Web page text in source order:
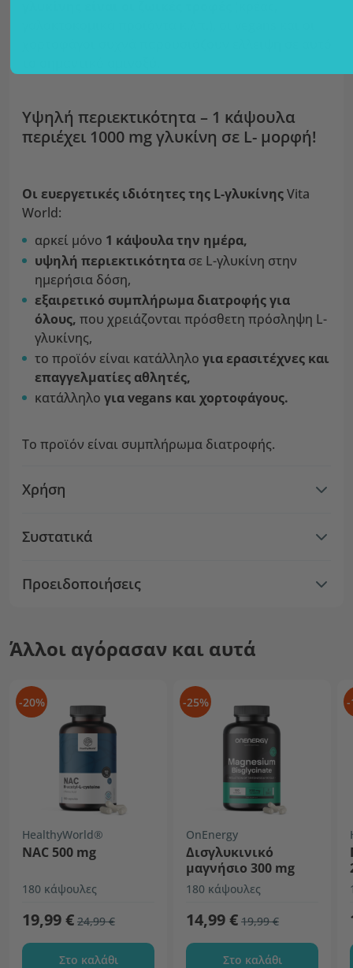
Υψηλή περιεκτικότητα – 1 κάψουλα
περιέχει 1000 mg γλυκίνη σε L- μορφή!
Οι ευεργετικές ιδιότητες της L-γλυκίνηςVita
World:
αρκεί μόνο 1 κάψουλα την ημέρα,
υψηλή περιεκτικότητα σε L-γλυκίνη στην
ημερήσια δόση,
εξαιρετικό συμπλήρωμα διατροφής για
όλους, που χρειάζονται πρόσθετη πρόσληψη L-
γλυκίνης,
το προϊόν είναι κατάλληλο για ερασιτέχνες και
επαγγελματίες αθλητές,
κατάλληλο για vegans και χορτοφάγους.
Το προϊόν είναι συμπλήρωμα διατροφής.
Χρήση
Συστατικά
Προειδοποιήσεις
Άλλοι αγόρασαν και αυτά
-20%
HealthyWorld®
NAC 500 mg
180 κάψουλες
19,99 € 24,99 €
Στο καλάθι
-25%
OnEnergy
Δισγλυκινικό
μαγνήσιο 300 mg
180 κάψουλες
14,99 € 19,99 €
Στο καλάθι
-